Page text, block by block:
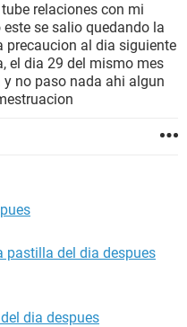
relaciones con mi
se salio quedando la
precaucion al dia siguiente
el dia 29 del mismo mes
no paso nada ahi algun
pastilla del dia despues
dia despues